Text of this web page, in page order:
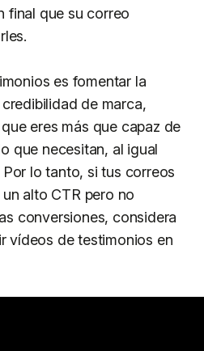
final que su correo
es fomentar la
de marca,
eres más que capaz de
que necesitan, al igual
lo tanto, si tus correos
alto CTR pero no
conversiones, considera
vídeos de testimonios en